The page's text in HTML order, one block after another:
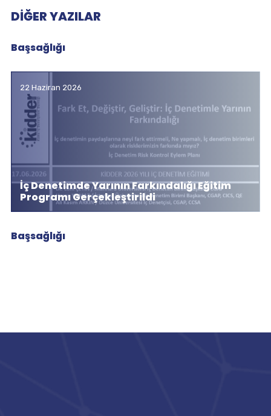
DIĞER YAZILAR
Başsağlığı
22 Haziran 2026
İç Denetimde Yarının Farkındalığı Eğitim
Programı Gerçekleştirildi
Başsağlığı